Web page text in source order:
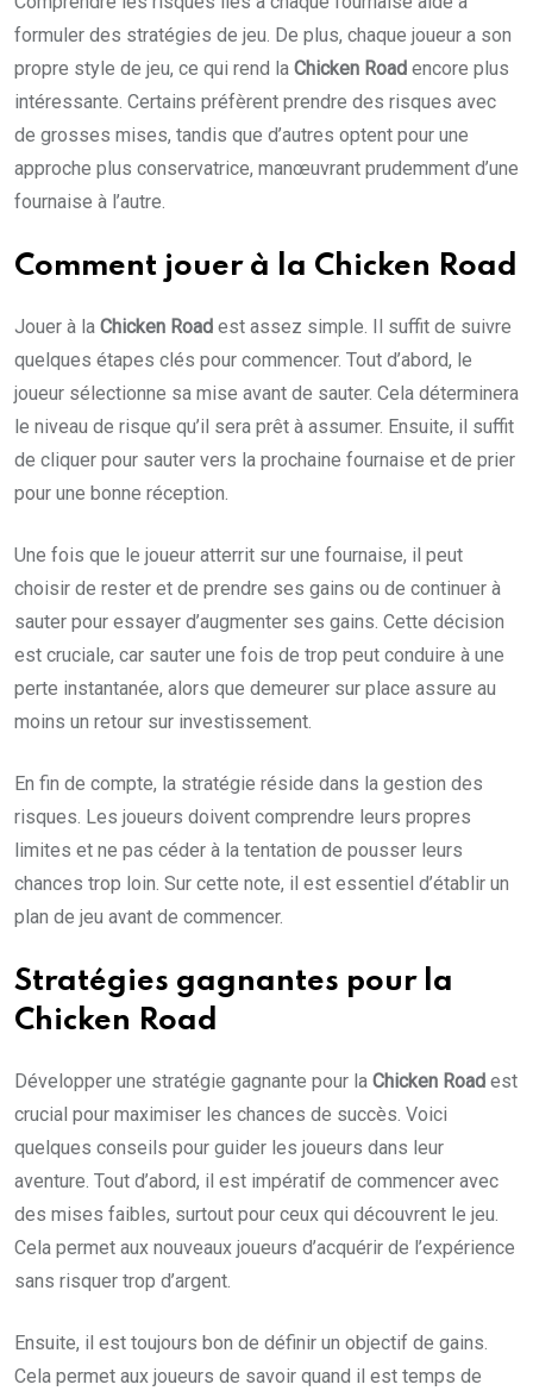
formuler des stratégies de jeu. De plus, chaque joueur a son
propre style de jeu, ce qui rend la Chicken Road encore plus
intéressante. Certains préfèrent prendre des risques avec
de grosses mises, tandis que d’autres optent pour une
approche plus conservatrice, manœuvrant prudemment d’une
fournaise à l’autre.
Comment jouer à la Chicken Road
Jouer à la Chicken Road est assez simple. Il suffit de suivre
quelques étapes clés pour commencer. Tout d’abord, le
joueur sélectionne sa mise avant de sauter. Cela déterminera
le niveau de risque qu’il sera prêt à assumer. Ensuite, il suffit
de cliquer pour sauter vers la prochaine fournaise et de prier
pour une bonne réception.
Une fois que le joueur atterrit sur une fournaise, il peut
choisir de rester et de prendre ses gains ou de continuer à
sauter pour essayer d’augmenter ses gains. Cette décision
est cruciale, car sauter une fois de trop peut conduire à une
perte instantanée, alors que demeurer sur place assure au
moins un retour sur investissement.
En fin de compte, la stratégie réside dans la gestion des
risques. Les joueurs doivent comprendre leurs propres
limites et ne pas céder à la tentation de pousser leurs
chances trop loin. Sur cette note, il est essentiel d’établir un
plan de jeu avant de commencer.
Stratégies gagnantes pour la
Chicken Road
Développer une stratégie gagnante pour la Chicken Road est
crucial pour maximiser les chances de succès. Voici
quelques conseils pour guider les joueurs dans leur
aventure. Tout d’abord, il est impératif de commencer avec
des mises faibles, surtout pour ceux qui découvrent le jeu.
Cela permet aux nouveaux joueurs d’acquérir de l’expérience
sans risquer trop d’argent.
Ensuite, il est toujours bon de définir un objectif de gains.
Cela permet aux joueurs de savoir quand il est temps de